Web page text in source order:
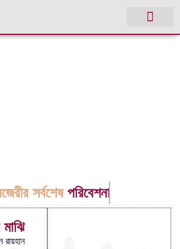
সর্বশেষ পরিবেশনা
মাঝি
রায়হান